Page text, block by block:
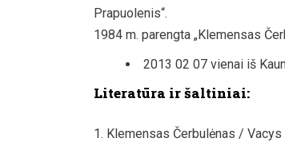
Prapuolenis“.
1984 m. parengta „Klemensas
2013 02 07 vienai iš
Literatūra ir šaltiniai:
Klemensas Čerbulėnas /